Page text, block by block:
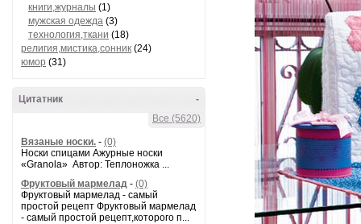
книги,журналы (1)
мужская одежда (3)
технология,ткани (18)
религия,мистика,сонник (24)
юмор (31)
-
Цитатник
Все (5620)
Вязаные носки. - (0)
Носки спицами Ажурные носки
«Granola» Автор: Теплоножка ...
Фруктовый мармелад - (0)
Фруктовый мармелад - самый
простой рецепт Фруктовый мармелад
- самый простой рецепт,которого п...